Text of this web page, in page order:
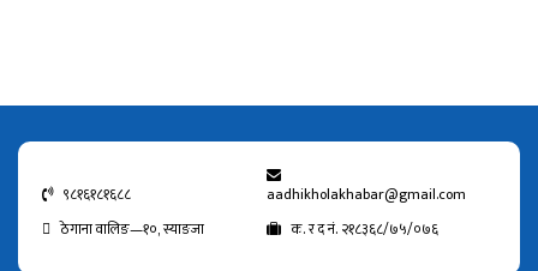
९८१६१८१६८८
aadhikholakhabar@gmail.com
ठेगाना वालिङ—१०, स्याङजा
क. र द नं. २१८३६८/७५/०७६